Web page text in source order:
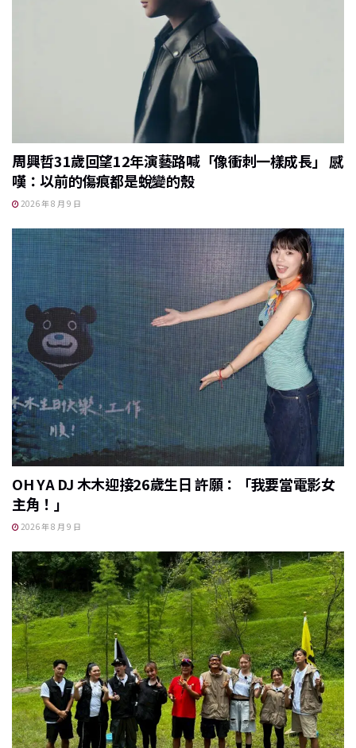
周興哲31歲回望12年演藝路喊「像衝刺一樣成長」 感
嘆：以前的傷痕都是蛻變的殼
2026 年 8 月 9 日
OH YA DJ 木木迎接26歲生日 許願：「我要當電影女
主角！」
2026 年 8 月 9 日